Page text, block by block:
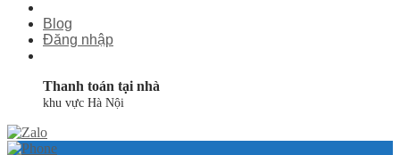
Blog
Đăng nhập
Thanh toán tại nhà
khu vực Hà Nội